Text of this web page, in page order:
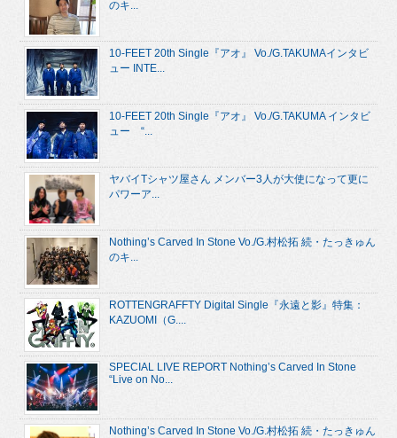
のキ...
10-FEET 20th Single『アオ』 Vo./G.TAKUMAインタビ
ュー INTE...
10-FEET 20th Single『アオ』 Vo./G.TAKUMA インタビ
ュー “...
ヤバイTシャツ屋さん メンバー3人が大使になって更に
パワーア...
Nothing’s Carved In Stone Vo./G.村松拓 続・たっきゅん
のキ...
ROTTENGRAFFTY Digital Single『永遠と影』特集：
KAZUOMI（G....
SPECIAL LIVE REPORT Nothing’s Carved In Stone
“Live on No...
Nothing’s Carved In Stone Vo./G.村松拓 続・たっきゅん